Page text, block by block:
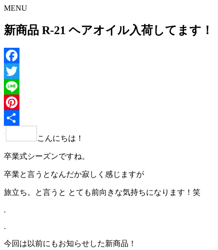
MENU
新商品 R-21 ヘアオイル入荷してます！
Facebook
Twitter
Line
Pinterest
こんにちは！
卒業式シーズンですね。
卒業と言うとなんだか寂しく感じますが
旅立ち。と言うと とても前向きな気持ちになります！笑
.
.
今回は以前にもお知らせした新商品！